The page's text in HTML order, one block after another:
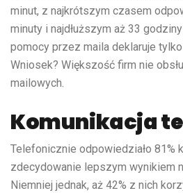
minut, z najkrótszym czasem
minuty i najdłuższym aż 33
pomocy przez maila deklaruje tylko
Wniosek? Większość firm nie
mailowych.
Komunikacja
Telefonicznie odpowiedziało 81%
zdecydowanie lepszym wynikiem
Niemniej jednak, aż 42% z nich